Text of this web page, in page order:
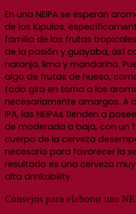
En una NEIPA se esperan
de los lúpulos,
familia de las frutas
de la pasión y guayaba, así
naranja, lima y mandarina.
algo de frutas de hueso,
todo gira en torno a los
necesariamente amargos. A
IPA, las NEIPAs tienden a
de moderada a baja, con un
cuerpo de la cerveza
necesario para favorecer la
resultado es una cerveza
alta drinkability.
Consejos para elaborar una